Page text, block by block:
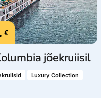
€
jõekruiisil
Luxury Collection